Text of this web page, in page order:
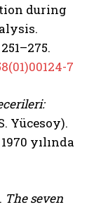
during
7
Yücesoy).
yılında
The seven